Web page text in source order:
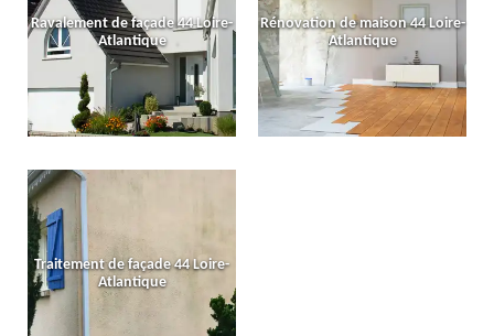
Ravalement de façade 44 Loire-
Atlantique
Rénovation de maison 44 Loire-
Atlantique
Traitement de façade 44 Loire-
Atlantique